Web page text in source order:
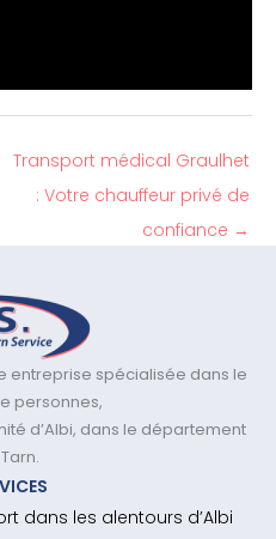
Transport médical Graulhet
: Votre chauffeur privé de
confiance →
entreprise spécialisée dans le
personnes,
d’Albi, dans le département
dans les alentours d’Albi